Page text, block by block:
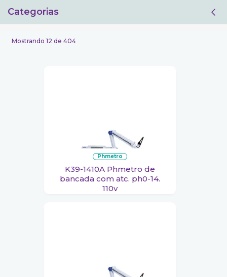
Categorias
Mostrando 12 de 404
phmetro
K39-1410A Phmetro de
bancada com atc. ph0-14.
110v